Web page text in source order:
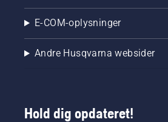
E-COM-oplysninger
Andre Husqvarna websider
Hold dig opdateret!